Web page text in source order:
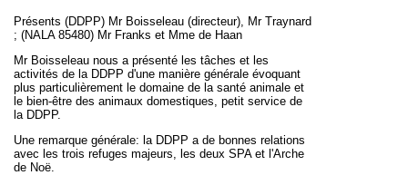
Présents (DDPP) Mr Boisseleau (directeur), Mr Traynard
; (NALA 85480) Mr Franks et Mme de Haan
Mr Boisseleau nous a présenté les tâches et les
activités de la DDPP d'une manière générale évoquant
plus particulièrement le domaine de la santé animale et
le bien-être des animaux domestiques, petit service de
la DDPP.
Une remarque générale: la DDPP a de bonnes relations
avec les trois refuges majeurs, les deux SPA et l'Arche
de Noë.